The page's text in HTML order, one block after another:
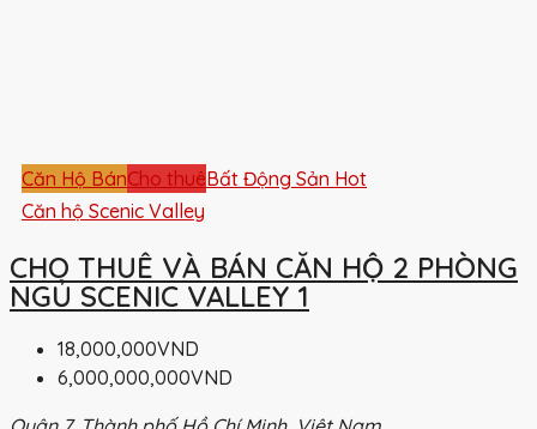
Căn Hộ BánCho thuêBất Động Sản Hot
Căn hộ Scenic Valley
CHO THUÊ VÀ BÁN CĂN HỘ 2 PHÒNG
NGỦ SCENIC VALLEY 1
18,000,000VND
6,000,000,000VND